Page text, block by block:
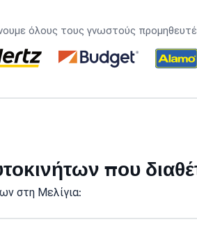
όλους τους γνωστούς
που
στη Μελίγια: